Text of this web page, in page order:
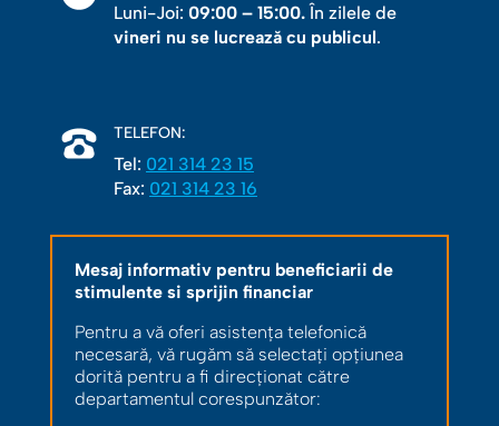
Luni-Joi: 09:00 – 15:00.În zilele de
vineri nu se lucrează cu publicul.
TELEFON:
Tel: 021 314 23 15
Fax: 021 314 23 16
Mesaj informativ pentru beneficiarii de
stimulente si sprijin financiar
Pentru a vă oferi asistența telefonică
necesară, vă rugăm să selectați opțiunea
dorită pentru a fi direcționat către
departamentul corespunzător: